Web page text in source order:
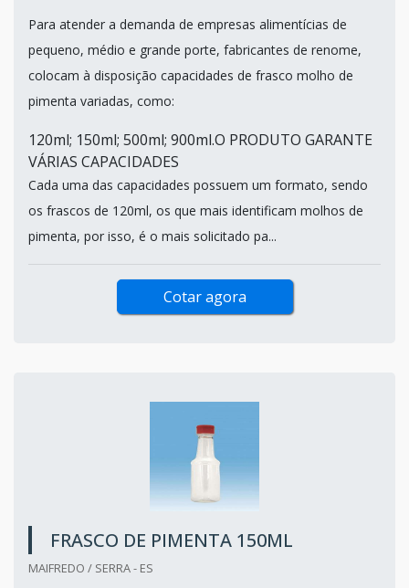
Para atender a demanda de empresas alimentícias de
pequeno, médio e grande porte, fabricantes de renome,
colocam à disposição capacidades de frasco molho de
pimenta variadas, como:
120ml; 150ml; 500ml; 900ml.O PRODUTO GARANTE
VÁRIAS CAPACIDADES
Cada uma das capacidades possuem um formato, sendo
os frascos de 120ml, os que mais identificam molhos de
pimenta, por isso, é o mais solicitado pa...
Cotar agora
FRASCO DE PIMENTA 150ML
MAIFREDO / SERRA - ES